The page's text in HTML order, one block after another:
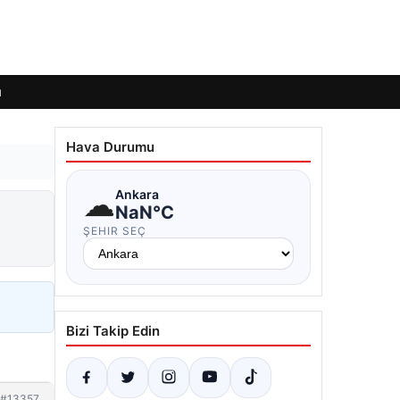
Hava Durumu
☁Ankara
NaN°C
ŞEHIR SEÇ
Bizi Takip Edin